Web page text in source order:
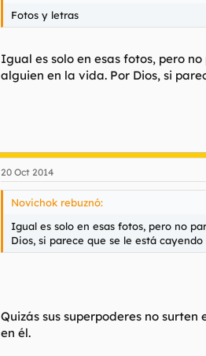
e
Fotos y letras
Igual es solo en esas fotos, pero
alguien en la vida. Por Dios, si
20 Oct 2014
Novichok rebuznó:
Igual es solo en esas fotos, pero no
Dios, si parece que se le está
Quizás sus superpoderes no
en él.